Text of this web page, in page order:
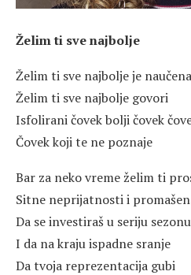
Želim ti sve najbolje
Želim ti sve najbolje je
Želim ti sve najbolje govori
Isfolirani čovek bolji čovek
Čovek koji te ne poznaje
Bar za neko vreme želim ti
Sitne neprijatnosti i
Da se investiraš u seriju
I da na kraju ispadne sranje
Da tvoja reprezentacija gubi